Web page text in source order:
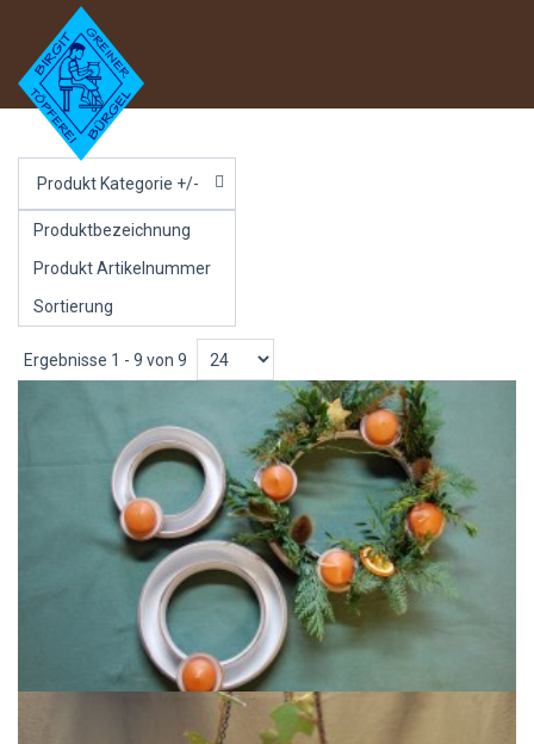
Produkt Kategorie +/-
Produktbezeichnung
Produkt Artikelnummer
Sortierung
Ergebnisse 1 - 9 von 9